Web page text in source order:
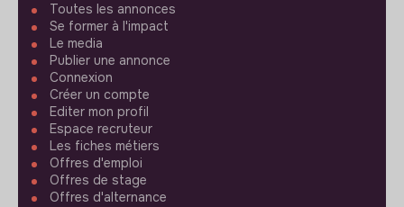
Toutes les annonces
Se former à l'impact
Le media
Publier une annonce
Connexion
Créer un compte
Editer mon profil
Espace recruteur
Les fiches métiers
Offres d'emploi
Offres de stage
Offres d'alternance